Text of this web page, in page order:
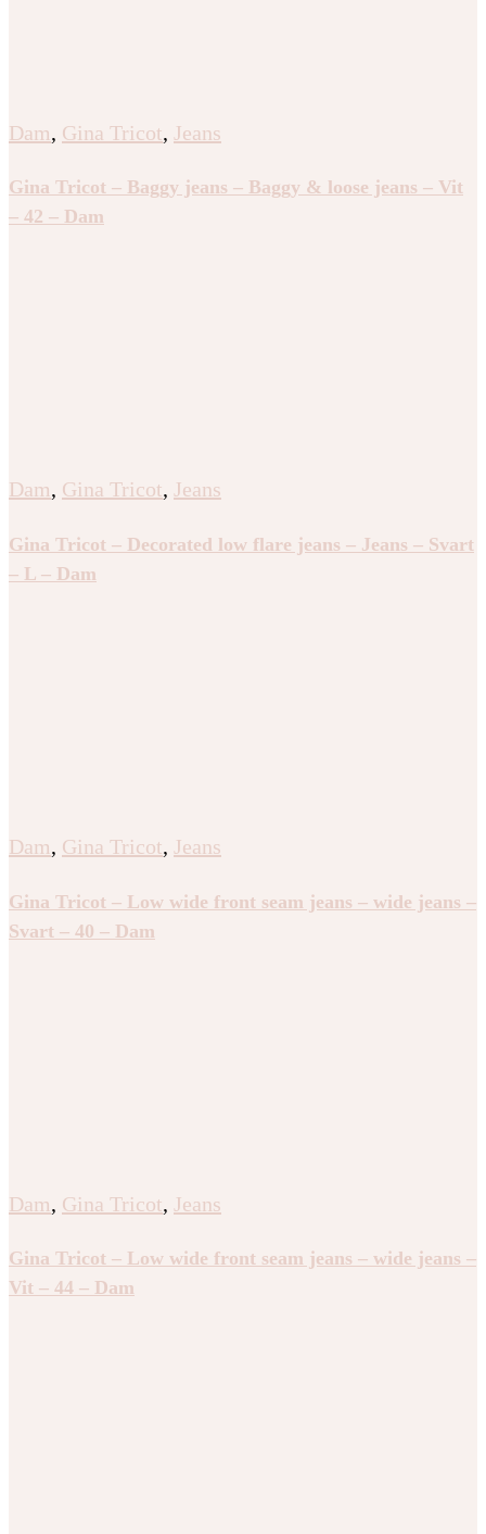
Dam, Gina Tricot, Jeans
Gina Tricot – Baggy jeans – Baggy & loose jeans – Vit
– 42 – Dam
Dam, Gina Tricot, Jeans
Gina Tricot – Decorated low flare jeans – Jeans – Svart
– L – Dam
Dam, Gina Tricot, Jeans
Gina Tricot – Low wide front seam jeans – wide jeans –
Svart – 40 – Dam
Dam, Gina Tricot, Jeans
Gina Tricot – Low wide front seam jeans – wide jeans –
Vit – 44 – Dam